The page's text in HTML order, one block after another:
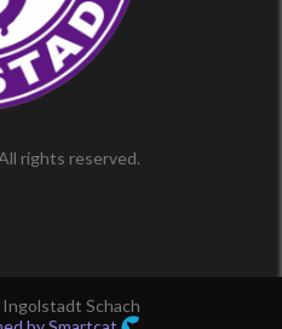
rights reserved.
Schach